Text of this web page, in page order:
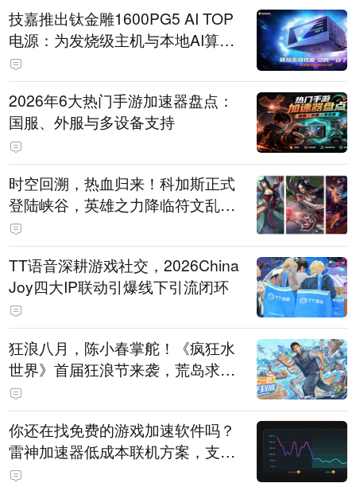
技嘉推出钛金雕1600PG5 AI TOP
电源：为发烧级主机与本地AI算力
打造旗舰供电方案
2026年6大热门手游加速器盘点：
国服、外服与多设备支持
时空回溯，热血归来！科加斯正式
登陆峡谷，英雄之力降临符文乱
斗！
TT语音深耕游戏社交，2026China
Joy四大IP联动引爆线下引流闭环
狂浪八月，陈小春掌舵！《疯狂水
世界》首届狂浪节来袭，荒岛求生
直播即将开启
你还在找免费的游戏加速软件吗？
雷神加速器低成本联机方案，支持
免费试用